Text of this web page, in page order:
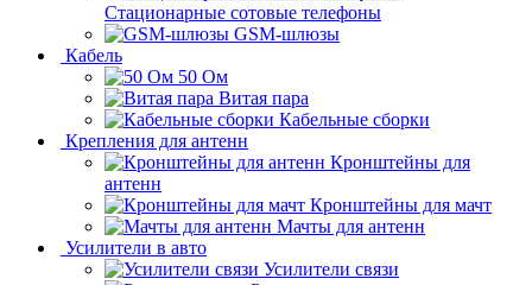
Стационарные сотовые телефоны
GSM-шлюзы
Кабель
50 Ом
Витая пара
Кабельные сборки
Крепления для антенн
Кронштейны для
антенн
Кронштейны для мачт
Мачты для антенн
Усилители в авто
Усилители связи